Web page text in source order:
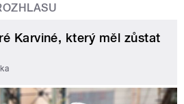
Karviné, který měl zůstat